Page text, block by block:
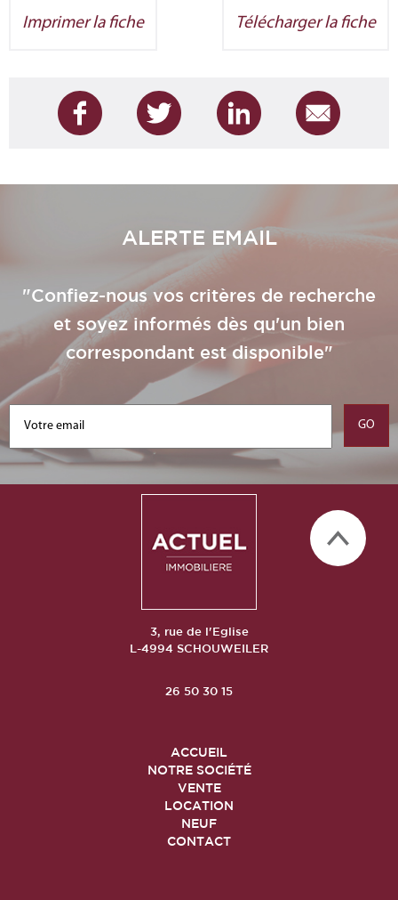
Imprimer la fiche Télécharger la fiche
ALERTE EMAIL
"Confiez-nous vos critères de recherche
et soyez informés dès qu'un bien
correspondant est disponible"
3, rue de l'Eglise
L-4994 SCHOUWEILER
26 50 30 15
ACCUEIL
NOTRE SOCIÉTÉ
VENTE
LOCATION
NEUF
CONTACT